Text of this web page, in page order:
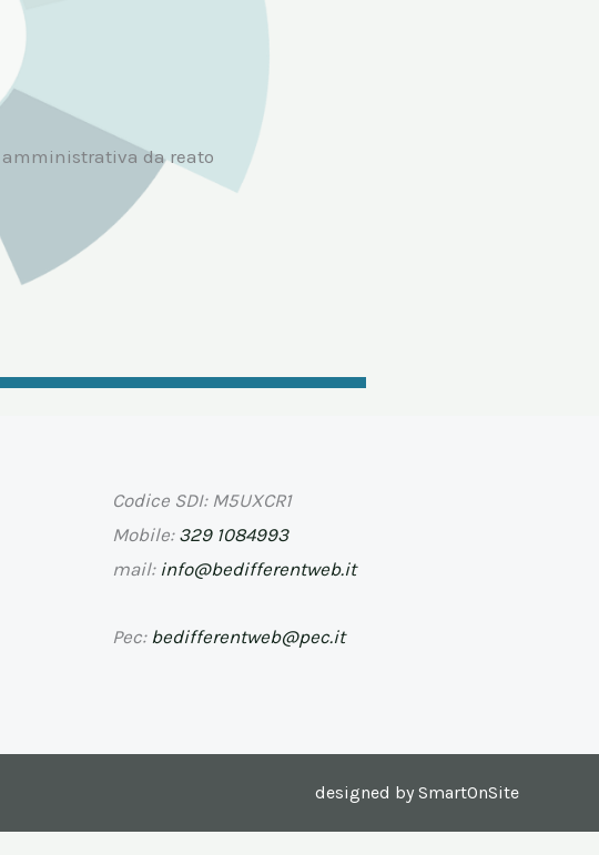
amministrativa da reato
Codice SDI: M5UXCR1
Mobile: 329 1084993
mail: info@bedifferentweb.it
Pec: bedifferentweb@pec.it
designed by SmartOnSite